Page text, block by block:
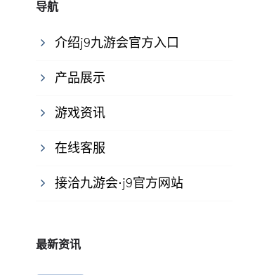
导航
介绍j9九游会官方入口
产品展示
游戏资讯
在线客服
接洽九游会·j9官方网站
最新资讯